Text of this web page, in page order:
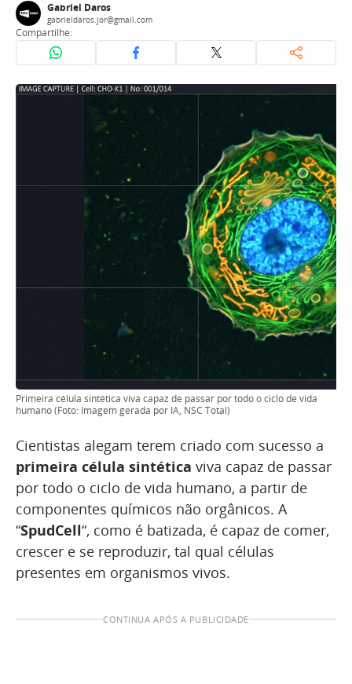
Gabriel Daros
gabrieldaros.jor@gmail.com
Compartilhe:
Primeira célula sintética viva capaz de passar por todo o ciclo de vida
humano (Foto: Imagem gerada por IA, NSC Total)
Cientistas alegam terem criado com sucesso a
primeira célula sintética viva capaz de passar
por todo o ciclo de vida humano, a partir de
componentes químicos não orgânicos. A
“SpudCell“, como é batizada, é capaz de comer,
crescer e se reproduzir, tal qual células
presentes em organismos vivos.
CONTINUA APÓS A PUBLICIDADE